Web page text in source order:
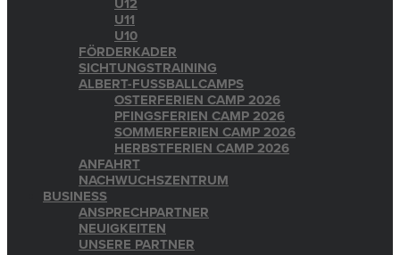
U12
U11
U10
FÖRDERKADER
SICHTUNGSTRAINING
ALBERT-FUSSBALLCAMPS
OSTERFERIEN CAMP 2026
PFINGSFERIEN CAMP 2026
SOMMERFERIEN CAMP 2026
HERBSTFERIEN CAMP 2026
ANFAHRT
NACHWUCHSZENTRUM
BUSINESS
ANSPRECHPARTNER
NEUIGKEITEN
UNSERE PARTNER